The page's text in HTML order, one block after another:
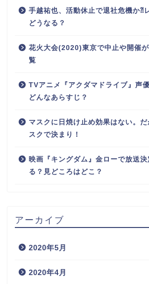
手越祐也、活動休止で退社危機か⁈
どうなる？
花火大会(2020)東京で中止や開催
覧
TVアニメ『アクダマドライブ』声
どんなあらすじ？
マスクに日焼け止め効果はない。
スクで決まり！
映画『キングダム』金ローで放送
る？見どころはどこ？
アーカイブ
2020年5月
2020年4月